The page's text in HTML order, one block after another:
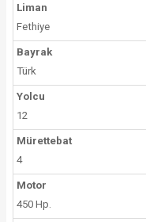
Liman
Fethiye
Bayrak
Türk
Yolcu
12
Mürettebat
4
Motor
450 Hp.